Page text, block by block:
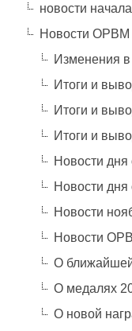
новости
Новости ОРВМ
Изменения
Итоги и
Итоги и
Итоги и
Новости дня
Новости дня
Новости
Новости
О
О медалях
О новой